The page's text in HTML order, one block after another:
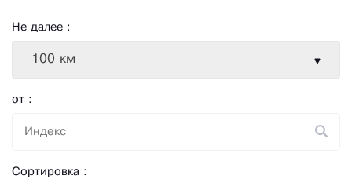
Не далее :
100 км
от :
Сортировка :